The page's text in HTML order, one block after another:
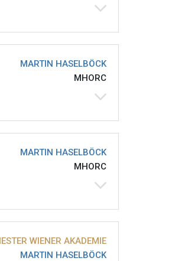
MARTIN HASELBÖCK
MHORC
MARTIN HASELBÖCK
MHORC
WIENER AKADEMIE
MARTIN HASELBÖCK